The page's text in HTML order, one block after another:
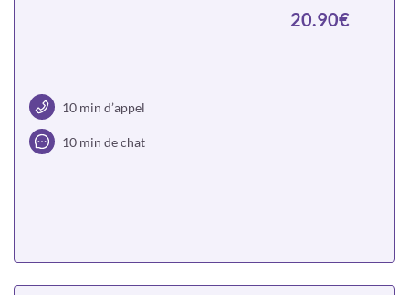
10 min d’appel
10 min de chat
20.90€